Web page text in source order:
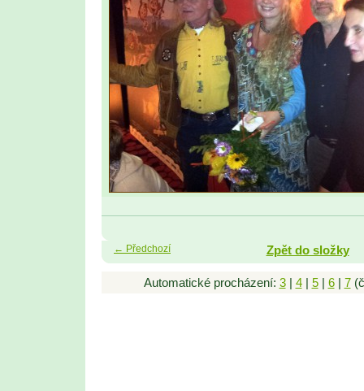
← Předchozí Zpět do složky
Automatické procházení: 3| 4| 5| 6| 7